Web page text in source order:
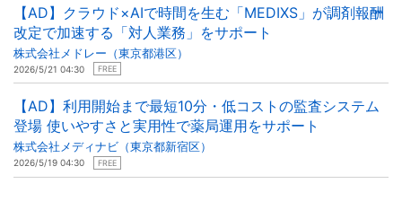
【AD】クラウド×AIで時間を生む「MEDIXS」が調剤報酬
改定で加速する「対人業務」をサポート
株式会社メドレー（東京都港区）
2026/5/21 04:30 FREE
【AD】利用開始まで最短10分・低コストの監査システム
登場 使いやすさと実用性で薬局運用をサポート
株式会社メディナビ（東京都新宿区）
2026/5/19 04:30 FREE